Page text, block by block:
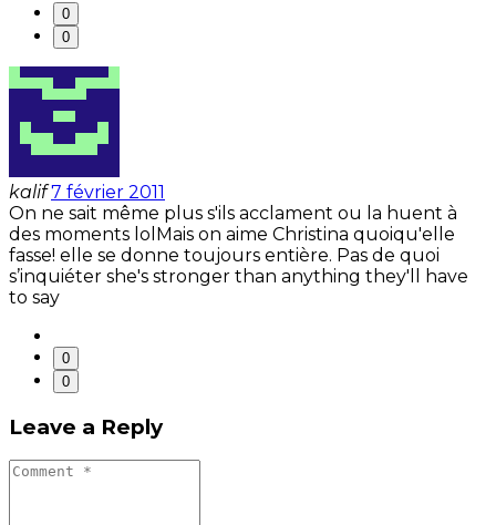
0
0
kalif 7 février 2011
On ne sait même plus s'ils acclament ou la huent à
des moments lolMais on aime Christina quoiqu'elle
fasse! elle se donne toujours entière. Pas de quoi
s’inquiéter she's stronger than anything they'll have
to say
0
0
Leave a Reply